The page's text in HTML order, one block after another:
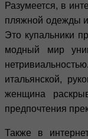
Разумеется, в
пляжной одежды
Это купальники
модный мир
итальянской,
женщина
предпочтения
Также в